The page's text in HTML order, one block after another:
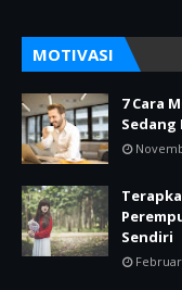
MOTIVASI
7 Cara
Sendiri